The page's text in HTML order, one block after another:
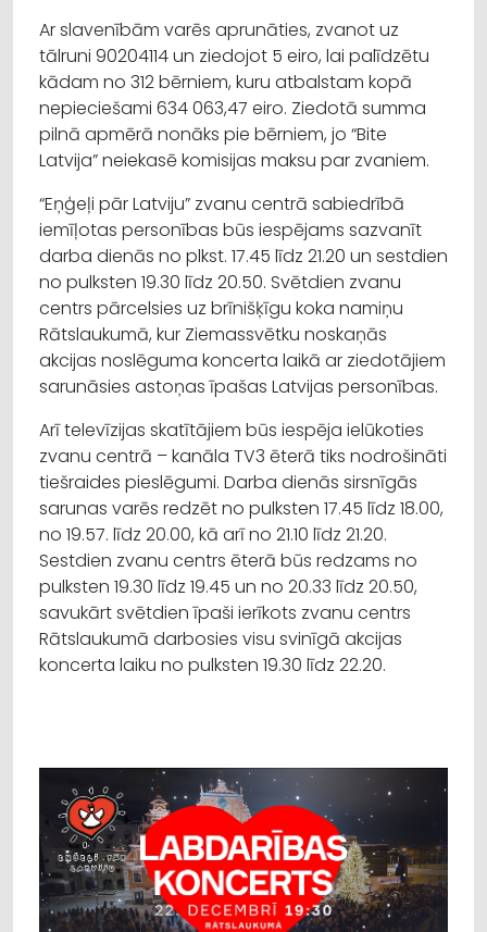
Ar slavenībām varēs aprunāties, zvanot uz
tālruni 90204114 un ziedojot 5 eiro, lai palīdzētu
kādam no 312 bērniem, kuru atbalstam kopā
nepieciešami 634 063,47 eiro. Ziedotā summa
pilnā apmērā nonāks pie bērniem, jo “Bite
Latvija” neiekasē komisijas maksu par zvaniem.
“Eņģeļi pār Latviju” zvanu centrā sabiedrībā
iemīļotas personības būs iespējams sazvanīt
darba dienās no plkst. 17.45 līdz 21.20 un sestdien
no pulksten 19.30 līdz 20.50. Svētdien zvanu
centrs pārcelsies uz brīnišķīgu koka namiņu
Rātslaukumā, kur Ziemassvētku noskaņās
akcijas noslēguma koncerta laikā ar ziedotājiem
sarunāsies astoņas īpašas Latvijas personības.
Arī televīzijas skatītājiem būs iespēja ielūkoties
zvanu centrā – kanāla TV3 ēterā tiks nodrošināti
tiešraides pieslēgumi. Darba dienās sirsnīgās
sarunas varēs redzēt no pulksten 17.45 līdz 18.00,
no 19.57. līdz 20.00, kā arī no 21.10 līdz 21.20.
Sestdien zvanu centrs ēterā būs redzams no
pulksten 19.30 līdz 19.45 un no 20.33 līdz 20.50,
savukārt svētdien īpaši ierīkots zvanu centrs
Rātslaukumā darbosies visu svinīgā akcijas
koncerta laiku no pulksten 19.30 līdz 22.20.